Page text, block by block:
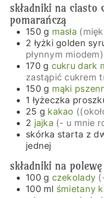
składniki na ciasto
pomarańczą
150 g masła
2 łyżki golden
płynnym miodem)
170 g cukru dark
zastąpić cukrem
150 g mąki
1 łyżeczka
25 g kakao
2 jajka (- u mnie
skórka starta z
jednej
składniki na
100 g czekolady
100 ml śmietany